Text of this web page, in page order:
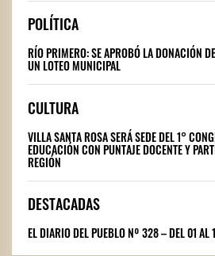
POLÍTICA
RÍO PRIMERO: SE APROBÓ LA DONACIÓN
UN LOTEO MUNICIPAL
CULTURA
VILLA SANTA ROSA SERÁ SEDE DEL 1°
EDUCACIÓN CON PUNTAJE DOCENTE Y
REGIÓN
DESTACADAS
EL DIARIO DEL PUEBLO Nº 328 – DEL 01